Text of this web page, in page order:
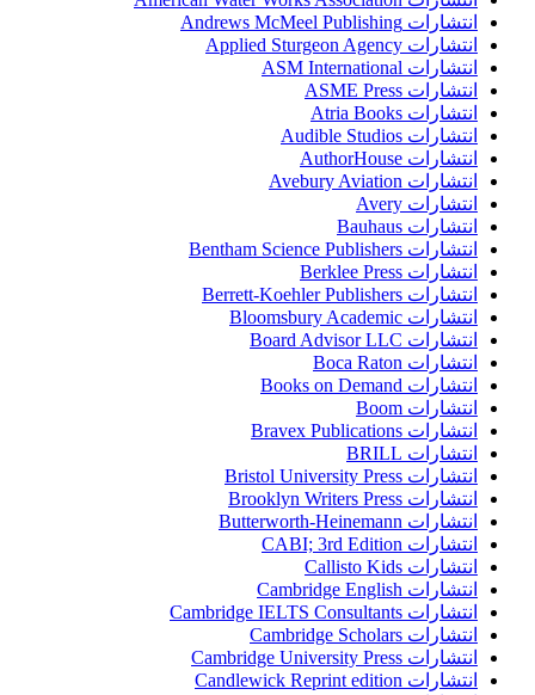
انتشارات Andrews McMeel Publishing
انتشارات Applied Sturgeon Agency
انتشارات ASM International
انتشارات ASME Press
انتشارات Atria Books
انتشارات Audible Studios
انتشارات AuthorHouse
انتشارات Avebury Aviation
انتشارات Avery
انتشارات Bauhaus
انتشارات Bentham Science Publishers
انتشارات Berklee Press
انتشارات Berrett-Koehler Publishers
انتشارات Bloomsbury Academic
انتشارات Board Advisor LLC
انتشارات Boca Raton
انتشارات Books on Demand
انتشارات Boom
انتشارات Bravex Publications
انتشارات BRILL
انتشارات Bristol University Press
انتشارات Brooklyn Writers Press
انتشارات Butterworth-Heinemann
انتشارات CABI; 3rd Edition
انتشارات Callisto Kids
انتشارات Cambridge English
انتشارات Cambridge IELTS Consultants
انتشارات Cambridge Scholars
انتشارات Cambridge University Press
انتشارات Candlewick Reprint edition